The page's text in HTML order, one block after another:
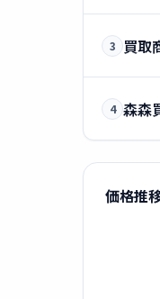
3 買取
4 森森
価格推